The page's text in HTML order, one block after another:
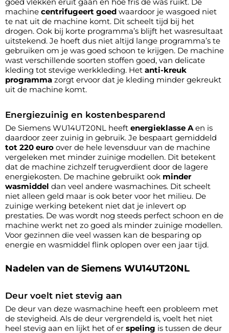
machine centrifugeert goed waardoor je wasgoed niet
te nat uit de machine komt. Dit scheelt tijd bij het
drogen. Ook bij korte programma’s blijft het wasresultaat
uitstekend. Je hoeft dus niet altijd lange programma’s te
gebruiken om je was goed schoon te krijgen. De machine
wast verschillende soorten stoffen goed, van delicate
kleding tot stevige werkkleding. Het anti-kreuk
programma zorgt ervoor dat je kleding minder gekreukt
uit de machine komt.
Energiezuinig en kostenbesparend
De Siemens WU14UT20NL heeft energieklasse A en is
daardoor zeer zuinig in gebruik. Je bespaart gemiddeld
tot 220 euro over de hele levensduur van de machine
vergeleken met minder zuinige modellen. Dit betekent
dat de machine zichzelf terugverdient door de lagere
energiekosten. De machine gebruikt ook minder
wasmiddel dan veel andere wasmachines. Dit scheelt
niet alleen geld maar is ook beter voor het milieu. De
zuinige werking betekent niet dat je inlevert op
prestaties. De was wordt nog steeds perfect schoon en de
machine werkt net zo goed als minder zuinige modellen.
Voor gezinnen die veel wassen kan de besparing op
energie en wasmiddel flink oplopen over een jaar tijd.
Nadelen van de Siemens WU14UT20NL
Deur voelt niet stevig aan
De deur van deze wasmachine heeft een probleem met
de stevigheid. Als de deur vergrendeld is, voelt het niet
heel stevig aan en lijkt het of er speling is tussen de deur